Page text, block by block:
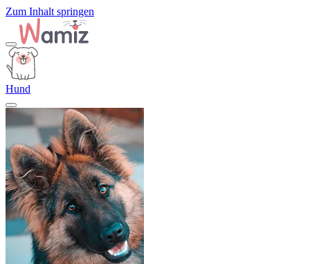
Zum Inhalt springen
Hund